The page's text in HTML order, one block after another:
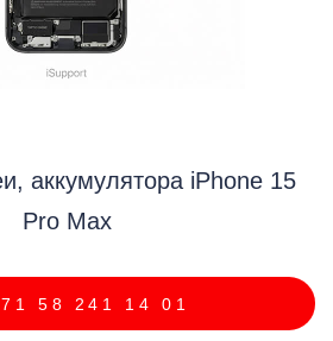
аккумулятора iPhone 15
Pro Max
58 241 14 01